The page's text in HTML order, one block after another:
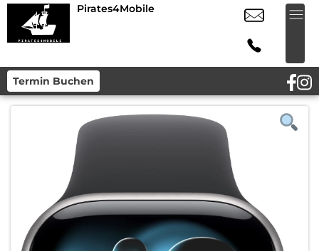
Pirates4Mobile
Termin Buchen